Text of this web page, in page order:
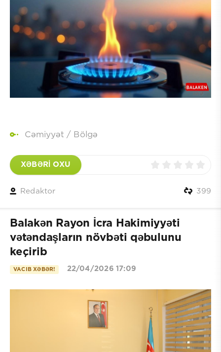
Cəmiyyət / Bölgə
XƏBƏRİ OXU
Redaktor 399
Balakən Rayon İcra Hakimiyyəti
vətəndaşların növbəti qəbulunu
keçirib
VACIB XƏBƏR! 22/04/2026 17:09